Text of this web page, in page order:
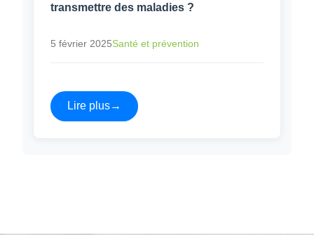
transmettre des maladies ?
5 février 2025Santé et prévention
Lire plus→